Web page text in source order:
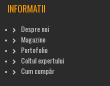
INFORMATII
Despre noi
Magazine
Portofoliu
Coltul expertului
Cum cumpăr